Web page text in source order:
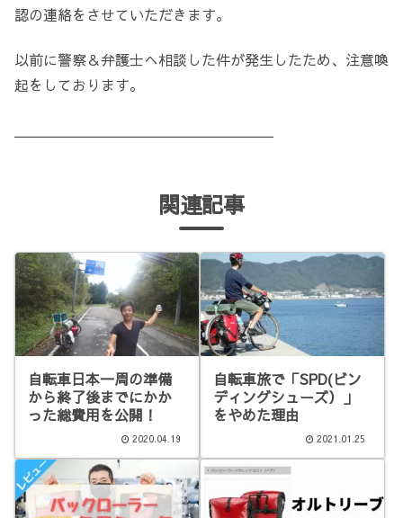
認の連絡をさせていただきます。
以前に警察＆弁護士へ相談した件が発生したため、注意喚
起をしております。
関連記事
自転車日本一周の準備
から終了後までにかか
った総費用を公開！
2020.04.19
自転車旅で「SPD(ビン
ディングシューズ）」
をやめた理由
2021.01.25